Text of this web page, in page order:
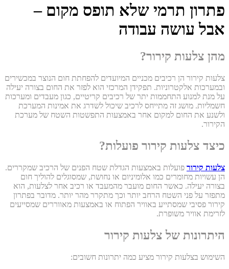
פתרון תרמי שלא תופס מקום –
אבל עושה עבודה
מהן צלעות קירור?
צלעות קירור הן רכיבים מכניים המיועדים להפחתת חום הנוצר במכשירים
ובמערכות אלקטרוניות. תפקידן המרכזי הוא לפזר את החום בצורה יעילה
על מנת למנוע התחממות יתר של רכיבים קריטיים, כגון מעבדים ומערכות
חשמליות. מושג זה מתייחס לרכיב שיכול לשדרג את אמינות המערכת
ולשנע את החום למקום אחר באמצעות התפשטות השטח של מערכת
הקירור.
כיצד צלעות קירור פועלות?
צלעות קירור פועלות באמצעות הגדלת שטח הפנים של הרכיב שמקררים.
הן עשויות מחומרים כמו אלומיניום או נחושת, שמסוגלים להוליך חום
בצורה יעילה. כאשר החום מועבר מהמעבד או רכיב אחר לצלעות, הוא
מתפזר על פני השטח הרחב יותר וכך מתקרר מהר יותר. מדובר בפתרון
קירור פסיבי שמסתייע באוויר הפתוח או באמצעות מאווררים שמסייעים
לזרימת אוויר משופרת.
היתרונות של צלעות קירור
השימוש בצלעות קירור מציע כמה יתרונות חשובים: